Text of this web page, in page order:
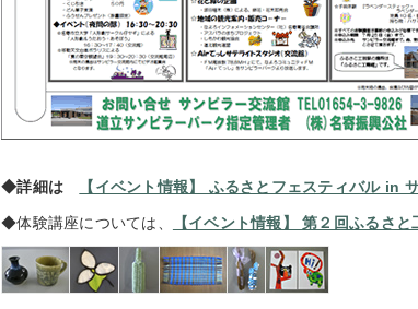
◆詳細は 【イベント情報】 ふるさとフェスティバル in
◆体験講座については、 【イベント情報】 第２回ふるさと